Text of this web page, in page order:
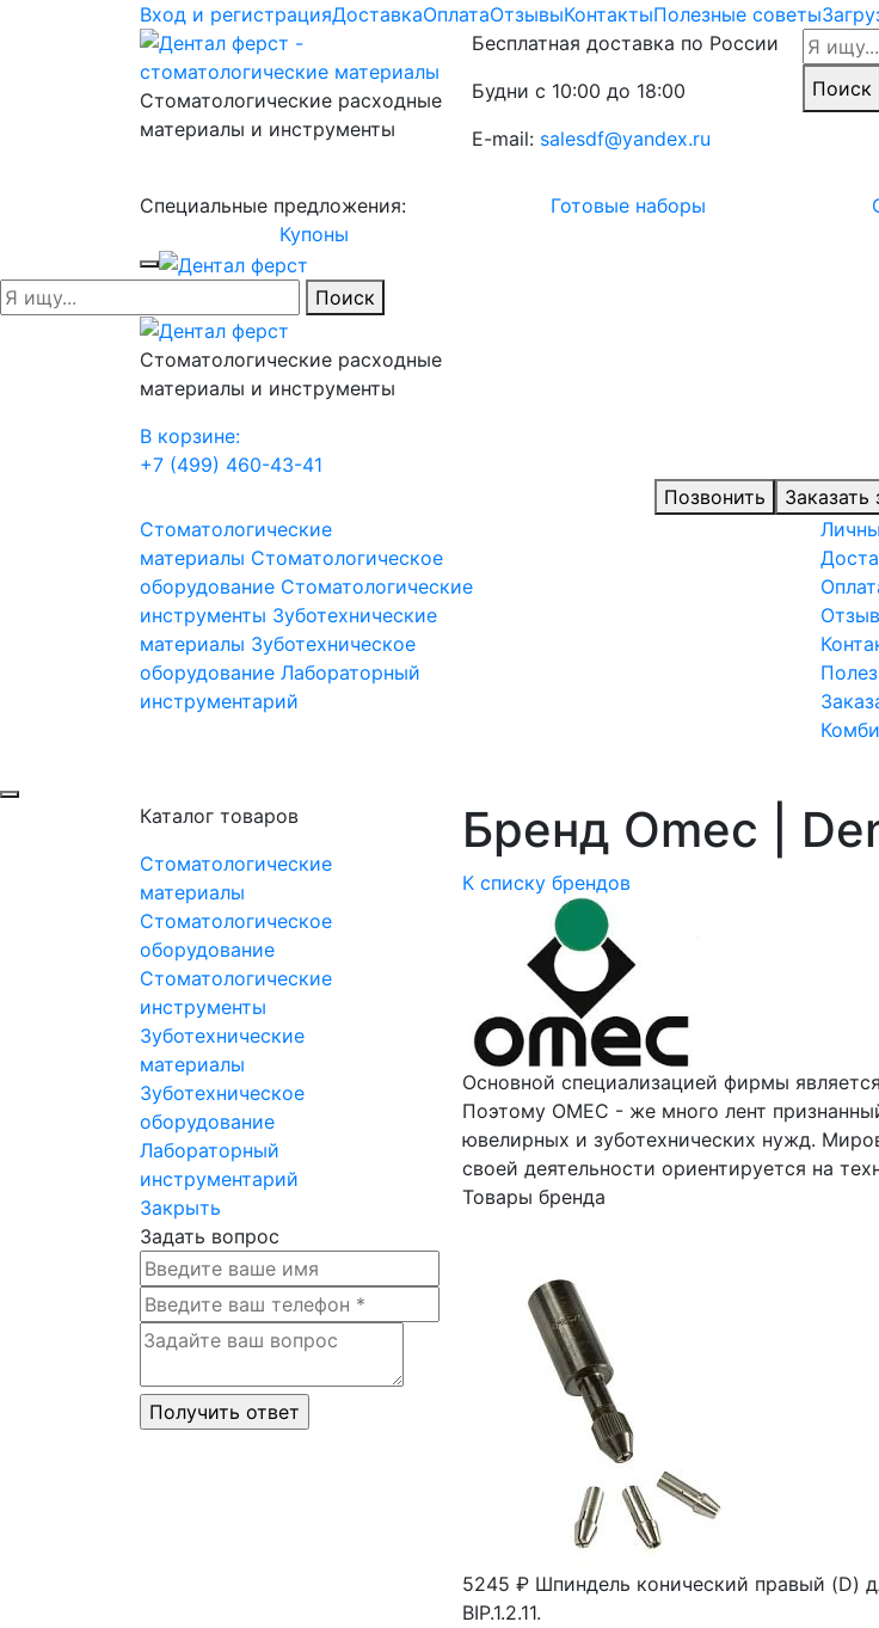
Вход и регистрацияДоставкаОплатаОтзывыКонтактыПолезные советы
Стоматологические расходные
материалы и инструменты
Бесплатная доставка по России
Будни с 10:00 до 18:00
E-mail: salesdf@yandex.ru
Поиск
Специальные предложения: Готовые наборы
Купоны
Поиск
Стоматологические расходные
материалы и инструменты
В корзине:
+7 (499) 460-43-41
Позвонить
Заказать
Стоматологические
материалы Стоматологическое
оборудование Стоматологические
инструменты Зуботехнические
материалы Зуботехническое
оборудование Лабораторный
инструментарий
Каталог товаров
Стоматологические
материалы
Стоматологическое
оборудование
Стоматологические
инструменты
Зуботехнические
материалы
Зуботехническое
оборудование
Лабораторный
инструментарий
Закрыть
Задать вопрос
Бренд Omec |
К списку брендов
Основной специализацией фирмы
Поэтому OMEC - же много лент
ювелирных и зуботехнических нужд.
своей деятельности ориентируется на
Товары бренда
5245 ₽ Шпиндель конический правый (D)
BIP.1.2.11.